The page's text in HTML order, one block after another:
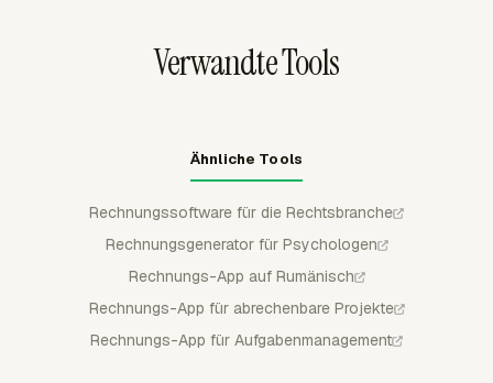
Verwandte Tools
Ähnliche Tools
Rechnungssoftware für die Rechtsbranche
Rechnungsgenerator für Psychologen
Rechnungs-App auf Rumänisch
Rechnungs-App für abrechenbare Projekte
Rechnungs-App für Aufgabenmanagement